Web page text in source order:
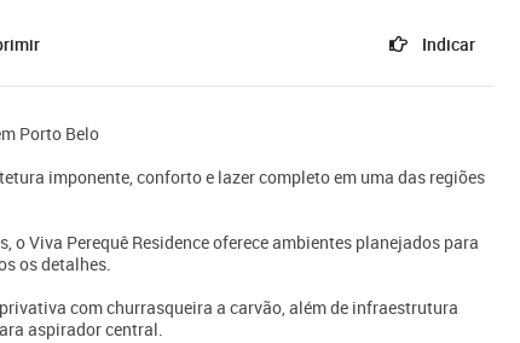
Indicar
Porto Belo
imponente, conforto e lazer completo em uma das regiões
Viva Perequê Residence oferece ambientes planejados para
os detalhes.
com churrasqueira a carvão, além de infraestrutura
aspirador central.